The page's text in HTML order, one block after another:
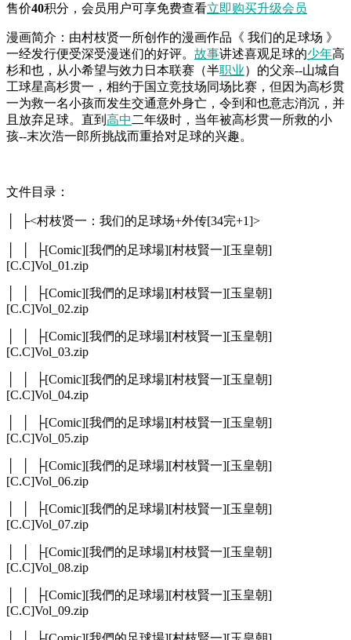
售价40积分 ，会员用户可享免费查看立即购买升级会员
漫画简介：由村枝贤一所创作的漫画作品《 我们的足球场 》
一经发行便受深受漫迷们的好评。 故事讲述喜观足球的少年高
杉和也，从小希望与效力日本联赛（半职业）的父亲--山城自
工球星高杉贯一，相约于国立竞技场同场比赛，但因为高杉贯
一为救一名小孩而发生交通意外身亡，令到和也意志消沉，并
且放弃足球。直到 高中 二年级时，当年被高杉贯一所救的小
孩--末次浩一郎所挑战而重拾对足球的兴趣。
文件目录：
│ ├<村枝贤一：我们的足球场+外传[34完+1]>
│ │ ├[Comic][我們的足球場][村枝賢一][玉皇朝]
[C.C]Vol_01.zip
│ │ ├[Comic][我們的足球場][村枝賢一][玉皇朝]
[C.C]Vol_02.zip
│ │ ├[Comic][我們的足球場][村枝賢一][玉皇朝]
[C.C]Vol_03.zip
│ │ ├[Comic][我們的足球場][村枝賢一][玉皇朝]
[C.C]Vol_04.zip
│ │ ├[Comic][我們的足球場][村枝賢一][玉皇朝]
[C.C]Vol_05.zip
│ │ ├[Comic][我們的足球場][村枝賢一][玉皇朝]
[C.C]Vol_06.zip
│ │ ├[Comic][我們的足球場][村枝賢一][玉皇朝]
[C.C]Vol_07.zip
│ │ ├[Comic][我們的足球場][村枝賢一][玉皇朝]
[C.C]Vol_08.zip
│ │ ├[Comic][我們的足球場][村枝賢一][玉皇朝]
[C.C]Vol_09.zip